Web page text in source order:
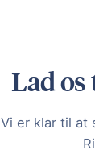
Lad
Vi er klar til at